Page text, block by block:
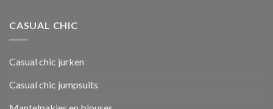
CASUAL CHIC
Casual chic jurken
Casual chic jumpsuits